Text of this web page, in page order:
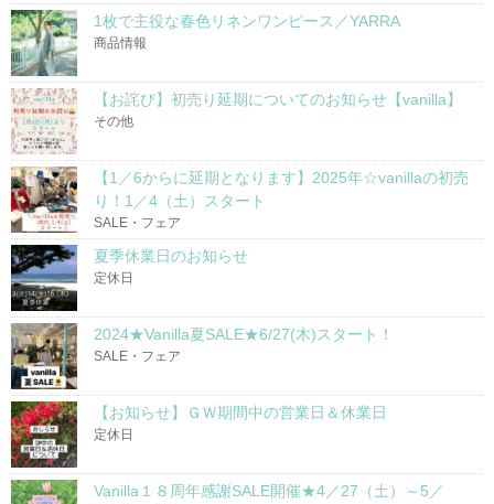
1枚で主役な春色リネンワンピース／YARRA
商品情報
【お詫び】初売り延期についてのお知らせ【vanilla】
その他
【1／6からに延期となります】2025年☆vanillaの初売
り！1／4（土）スタート
SALE・フェア
夏季休業日のお知らせ
定休日
2024★Vanilla夏SALE★6/27(木)スタート！
SALE・フェア
【お知らせ】ＧＷ期間中の営業日＆休業日
定休日
Vanilla１８周年感謝SALE開催★4／27（土）～5／